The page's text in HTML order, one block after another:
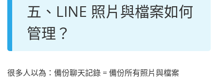
五、LINE 照片與檔案如何
管理？
很多人以為：備份聊天記錄 = 備份所有照片與檔案